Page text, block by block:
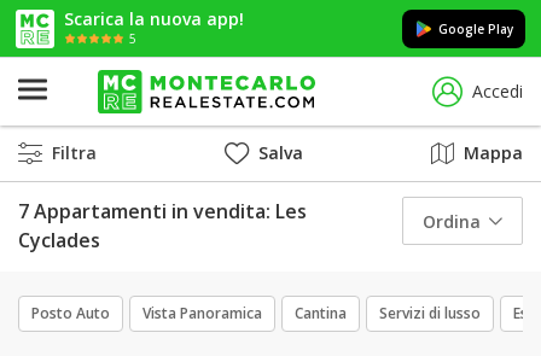
Scarica la nuova app!
5
Google Play
Accedi
Filtra Salva Mappa
7 Appartamenti in vendita: Les
Cyclades
Ordina
Posto Auto Vista Panoramica Cantina Servizi di lusso